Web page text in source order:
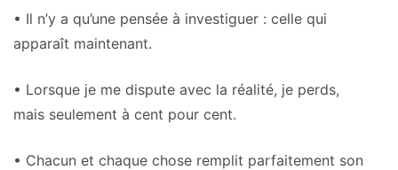
• Il n’y a qu’une pensée à investiguer : celle qui
apparaît maintenant.
• Lorsque je me dispute avec la réalité, je perds,
mais seulement à cent pour cent.
• Chacun et chaque chose remplit parfaitement son